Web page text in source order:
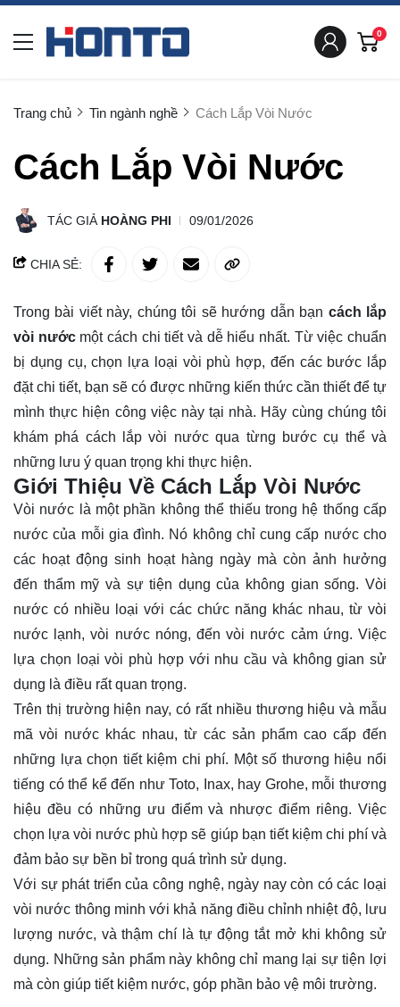
0
Trang chủ Tin ngành nghề Cách Lắp Vòi Nước
Cách Lắp Vòi Nước
TÁC GIẢ HOÀNG PHI 09/01/2026
CHIA SẺ:
Trong bài viết này, chúng tôi sẽ hướng dẫn bạn cách lắp
vòi nướcmột cách chi tiết và dễ hiểu nhất. Từ việc chuẩn
bị dụng cụ, chọn lựa loại vòi phù hợp, đến các bước lắp
đặt chi tiết, bạn sẽ có được những kiến thức cần thiết để tự
mình thực hiện công việc này tại nhà. Hãy cùng chúng tôi
khám phá cách lắp vòi nước qua từng bước cụ thể và
những lưu ý quan trọng khi thực hiện.
Giới Thiệu Về Cách Lắp Vòi Nước
Vòi nước là một phần không thể thiếu trong hệ thống cấp
nước của mỗi gia đình. Nó không chỉ cung cấp nước cho
các hoạt động sinh hoạt hàng ngày mà còn ảnh hưởng
đến thẩm mỹ và sự tiện dụng của không gian sống. Vòi
nước có nhiều loại với các chức năng khác nhau, từ vòi
nước lạnh, vòi nước nóng, đến vòi nước cảm ứng. Việc
lựa chọn loại vòi phù hợp với nhu cầu và không gian sử
dụng là điều rất quan trọng.
Trên thị trường hiện nay, có rất nhiều thương hiệu và mẫu
mã vòi nước khác nhau, từ các sản phẩm cao cấp đến
những lựa chọn tiết kiệm chi phí. Một số thương hiệu nổi
tiếng có thể kể đến như Toto, Inax, hay Grohe, mỗi thương
hiệu đều có những ưu điểm và nhược điểm riêng. Việc
chọn lựa vòi nước phù hợp sẽ giúp bạn tiết kiệm chi phí và
đảm bảo sự bền bỉ trong quá trình sử dụng.
Với sự phát triển của công nghệ, ngày nay còn có các loại
vòi nước thông minh với khả năng điều chỉnh nhiệt độ, lưu
lượng nước, và thậm chí là tự động tắt mở khi không sử
dụng. Những sản phẩm này không chỉ mang lại sự tiện lợi
mà còn giúp tiết kiệm nước, góp phần bảo vệ môi trường.